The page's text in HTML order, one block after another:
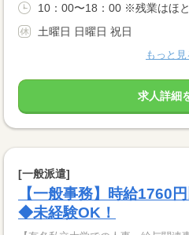
10：00〜18：00 ※残業はほと
土曜日 日曜日 祝日
もっと見
求人詳細
[一般派遣]
【一般事務】時給1760
◆未経験OK！